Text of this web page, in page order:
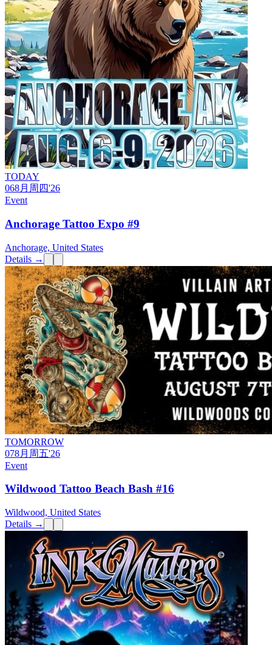
TODAY
068月 周四'26
Event
Anchorage Tattoo Expo #9
Anchorage, United States
Details →
TOMORROW
078月 周五'26
Event
Wildwood Tattoo Beach Bash #16
Wildwood, United States
Details →